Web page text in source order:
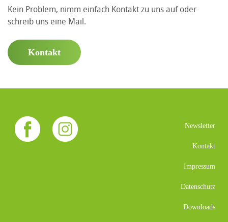
Kein Problem, nimm einfach Kontakt zu uns auf oder
schreib uns eine Mail.
Kontakt
Newsletter
Kontakt
Impressum
Datenschutz
Downloads